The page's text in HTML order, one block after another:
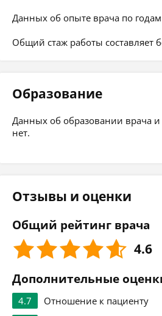
Данных об опыте врача по
Общий стаж работы составляет
Образование
Данных об образовании врача
нет.
Отзывы и оценки
Общий рейтинг врача
4.6
Дополнительные
4.7
Отношение к пациенту